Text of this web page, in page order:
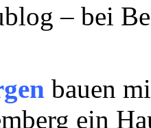
– bei
bauen
ein